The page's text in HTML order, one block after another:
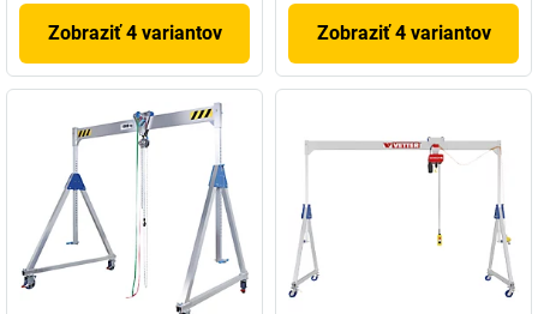
Zobraziť 4 variantov Zobraziť 4 variantov